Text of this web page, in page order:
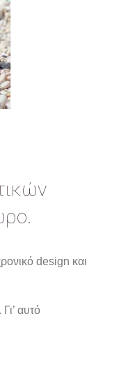
design και
αυτό